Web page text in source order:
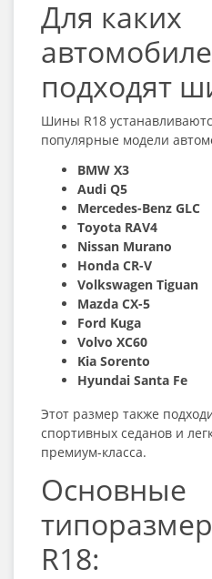
Для каких
подходят
Шины R18
популярные модели
BMW X3
Audi Q5
Mercedes-Benz GLC
Toyota RAV4
Nissan Murano
Honda CR-V
Volkswagen Tiguan
Mazda CX-5
Ford Kuga
Volvo XC60
Kia Sorento
Hyundai Santa Fe
Этот размер также
спортивных седанов и
премиум-класса.
Основные
R18: